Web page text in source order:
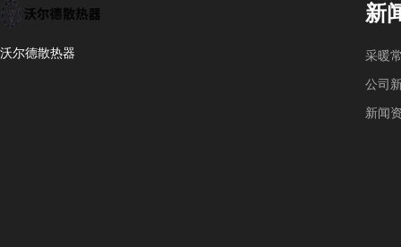
沃尔德散热器
新
采暖
公司
新闻